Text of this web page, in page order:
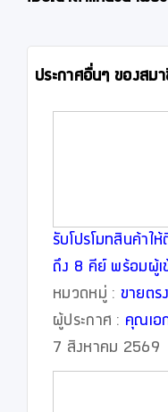
ประกาศอื่นๆ ของสม
รับโปรโมทสินค้าใ
ถึง 8 คีย์ พร้อมผู้เ
บริการด้านการตล
หมวดหมู่ : ขายตร
ผู้ประกาศ : คุณเอ
7 สิงหาคม 2569